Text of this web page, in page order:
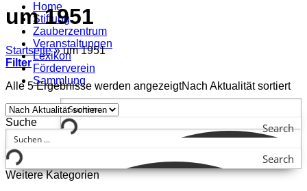
Home
Stiftung
Zauberzentrum
Veranstaltungen
Lexikon
Förderverein
Sammlung
Search
um 1951
Startseite » um 1951
Filter
Alle 5 Ergebnisse werden angezeigtNach Aktualität sortiert
Suche
Search
Weitere Kategorien